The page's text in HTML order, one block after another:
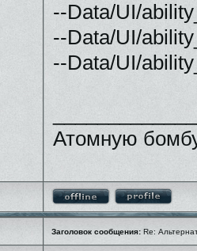
--Data/UI/
--Data/UI/
--Data/UI/
Атомную
Заголовок сообщения: Re: